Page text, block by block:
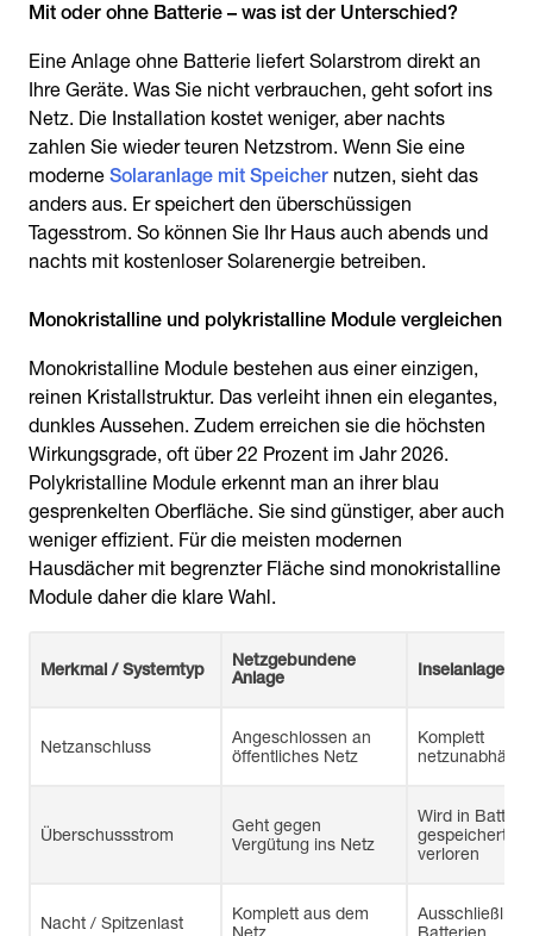
Mit oder ohne Batterie – was ist der Unterschied?
Eine Anlage ohne Batterie liefert Solarstrom direkt an
Ihre Geräte. Was Sie nicht verbrauchen, geht sofort ins
Netz. Die Installation kostet weniger, aber nachts
zahlen Sie wieder teuren Netzstrom. Wenn Sie eine
moderne Solaranlage mit Speicher nutzen, sieht das
anders aus. Er speichert den überschüssigen
Tagesstrom. So können Sie Ihr Haus auch abends und
nachts mit kostenloser Solarenergie betreiben.
Monokristalline und polykristalline Module vergleichen
Monokristalline Module bestehen aus einer einzigen,
reinen Kristallstruktur. Das verleiht ihnen ein elegantes,
dunkles Aussehen. Zudem erreichen sie die höchsten
Wirkungsgrade, oft über 22 Prozent im Jahr 2026.
Polykristalline Module erkennt man an ihrer blau
gesprenkelten Oberfläche. Sie sind günstiger, aber auch
weniger effizient. Für die meisten modernen
Hausdächer mit begrenzter Fläche sind monokristalline
Module daher die klare Wahl.
Merkmal / Systemtyp
Netzgebundene
Anlage
Inselanlage
Netzanschluss
Angeschlossen an
öffentliches Netz
Komplett
Überschussstrom
Geht gegen
Vergütung ins Netz
Wird in
gespeichert
verloren
Nacht / Spitzenlast
Komplett aus dem
Ausschließlich